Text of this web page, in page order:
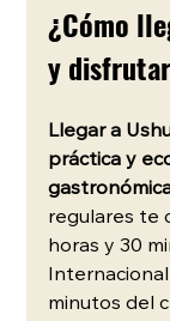
¿Cómo
y
Llegar a
práctica y
regulares te
horas y 30
minutos del